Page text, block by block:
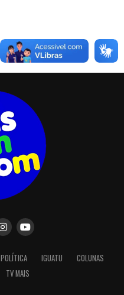
POLÍTICA IGUATU
COLUNAS
TV MAIS